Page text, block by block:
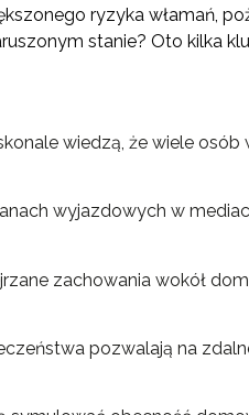
ryzyka włamań,
stanie? Oto kilka
wiedzą, że wiele osób
wyjazdowych w
zachowania wokół
pozwalają na